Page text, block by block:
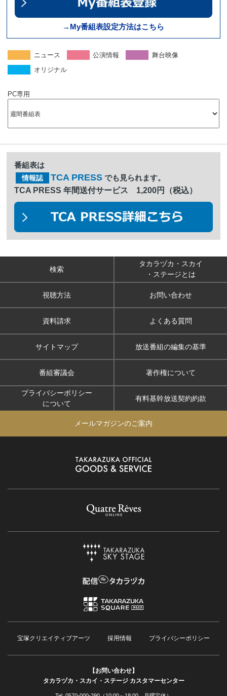
→My番組表設定方法はこちら
ニュース 公演情報
舞台映像
オリジナル
PC専用
番組表は
情報誌 TCA PRESS でも見られます。
TCA PRESS 年間送付サービス 1,200円（税込）
検索
タカラヅカ・スカイ
・ステージとは
視聴方法 お問い合わせ
資料請求 よくある質問
サイトマップ 放送番組の編集の基準
番組審議会 著作権について
プライバシーポリシー
について
有料基幹放送契約約款
メールマガジンのご案内
宝塚クリエイティブアーツ 採用情報 プライバシーポリシー
【お問い合わせ】
タカラヅカ・スカイ・ステージ カスタマーセンター